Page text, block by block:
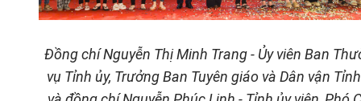
Đồng chí Nguyễn Thị Minh Trang - Ủy viên Ban
vụ Tỉnh ủy, Trưởng Ban Tuyên giáo và Dân vận